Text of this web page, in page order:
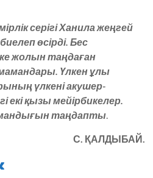
серігі Ханила жеңгей
өсірді. Бес
жолын таңдаған
Үлкен ұлы
үлкені акушер-
екі қызы мейірбикелер.
таңдапты.
С. ҚАЛДЫБАЙ.